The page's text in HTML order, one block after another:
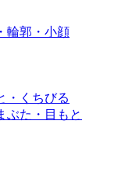
輪郭・小顔
・くちびる
ぶた・目もと